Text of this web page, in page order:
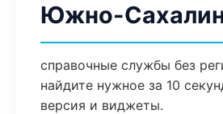
Южно-
справочные службы без
найдите нужное за 10
версия и виджеты.